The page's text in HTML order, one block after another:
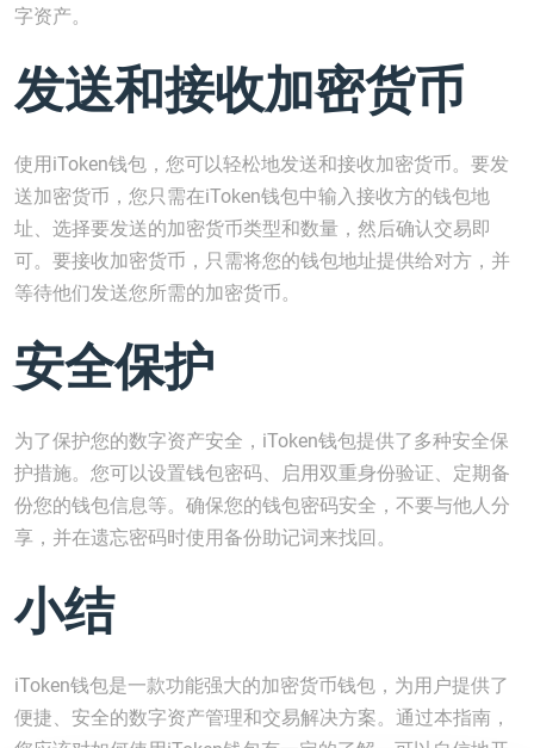
字资产。
发送和接收加密货币
使用iToken钱包，您可以轻松地发送和接收加密货币。要发
送加密货币，您只需在iToken钱包中输入接收方的钱包地
址、选择要发送的加密货币类型和数量，然后确认交易即
可。要接收加密货币，只需将您的钱包地址提供给对方，并
等待他们发送您所需的加密货币。
安全保护
为了保护您的数字资产安全，iToken钱包提供了多种安全保
护措施。您可以设置钱包密码、启用双重身份验证、定期备
份您的钱包信息等。确保您的钱包密码安全，不要与他人分
享，并在遗忘密码时使用备份助记词来找回。
小结
iToken钱包是一款功能强大的加密货币钱包，为用户提供了
便捷、安全的数字资产管理和交易解决方案。通过本指南，